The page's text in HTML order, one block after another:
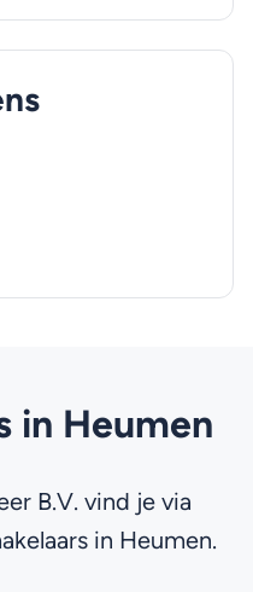
in Heumen
B.V. vind je via
in Heumen.